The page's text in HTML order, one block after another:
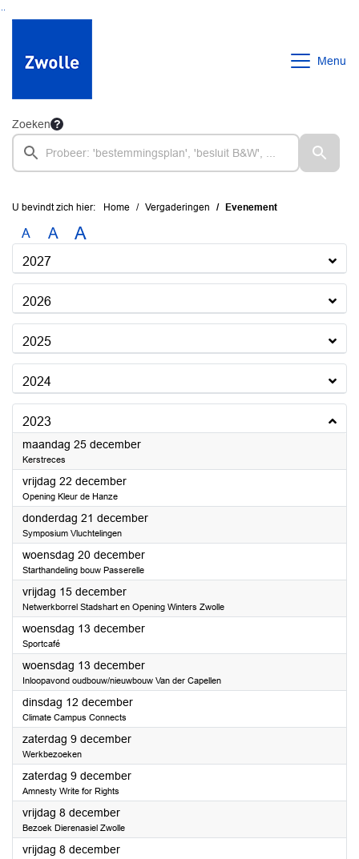
Ga naar de inhoud van deze pagina
Ga naar het zoeken
Ga naar het menu
Menu
Zoeken
U bevindt zich hier: Home Vergaderingen Evenement
A A A
2027
2026
2025
2024
2023
maandag 25 december2023
Kerstreces
vrijdag 22 december2023
Opening Kleur de Hanze
donderdag 21 december2023
Symposium Vluchtelingen
woensdag 20 december2023
Starthandeling bouw Passerelle
vrijdag 15 december2023
Netwerkborrel Stadshart en Opening Winters Zwolle
woensdag 13 december2023
Sportcafé
woensdag 13 december2023
Inloopavond oudbouw/nieuwbouw Van der Capellen
dinsdag 12 december2023
Climate Campus Connects
zaterdag 9 december2023
Werkbezoeken
zaterdag 9 december2023
Amnesty Write for Rights
vrijdag 8 december2023
Bezoek Dierenasiel Zwolle
vrijdag 8 december2023